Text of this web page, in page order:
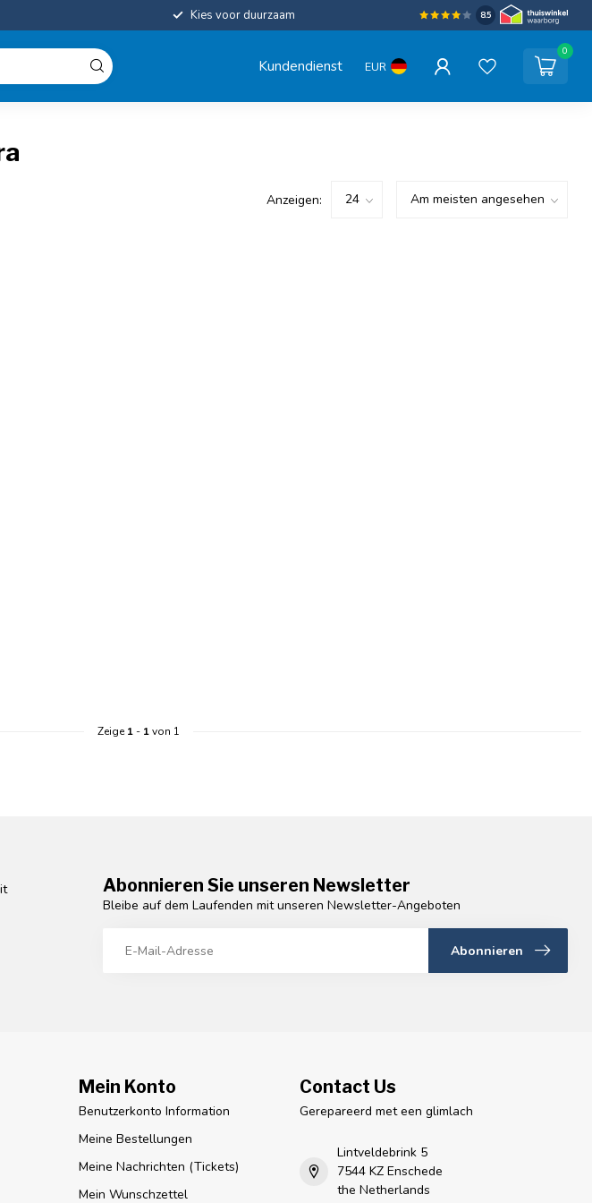
Kies voor duurzaam 8.5
Kundendienst EUR
0
Anzeigen:
Zeige1- 1von 1
Abonnieren Sie unseren Newsletter
Bleibe auf dem Laufenden mit unseren Newsletter-Angeboten
Abonnieren
Mein Konto
Benutzerkonto Information
Meine Bestellungen
Meine Nachrichten (Tickets)
Mein Wunschzettel
Contact Us
Gerepareerd met een glimlach
Lintveldebrink 5
7544 KZ Enschede
the Netherlands